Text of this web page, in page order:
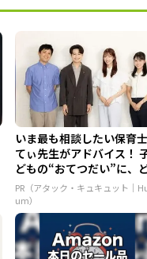
いま最も相談したい保育士
てぃ先生がアドバイス！
どもの“おてつだい”に、
ん...
PR（アタック・キュキュット｜
um）